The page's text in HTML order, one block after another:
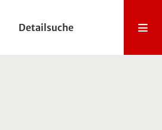
Detailsuche